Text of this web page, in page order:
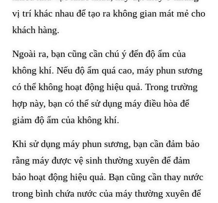
vị trí khác nhau để tạo ra không gian mát mẻ cho
khách hàng.
Ngoài ra, bạn cũng cần chú ý đến độ ẩm của
không khí. Nếu độ ẩm quá cao, máy phun sương
có thể không hoạt động hiệu quả. Trong trường
hợp này, bạn có thể sử dụng máy điều hòa để
giảm độ ẩm của không khí.
Khi sử dụng máy phun sương, bạn cần đảm bảo
rằng máy được vệ sinh thường xuyên để đảm
bảo hoạt động hiệu quả. Bạn cũng cần thay nước
trong bình chứa nước của máy thường xuyên để